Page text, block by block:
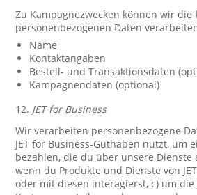
Zu Kampagnezwecken können wir die
personenbezogenen Daten
Name
Kontaktangaben
Bestell- und Transaktionsdaten
Kampagnendaten (optional)
12. JET for Business
Wir verarbeiten personenbezogene
JET for Business-Guthaben nutzt, um
bezahlen, die du über unsere Dienste
wenn du Produkte und Dienste von
oder mit diesen interagierst, c) um die